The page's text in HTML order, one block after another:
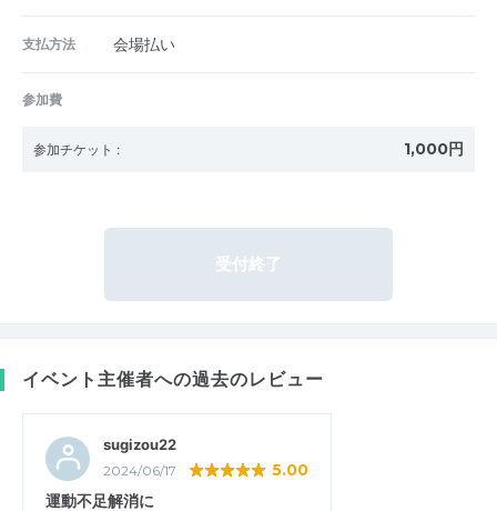
支払方法 会場払い
参加費
参加チケット : 1,000円
受付終了
イベント主催者への過去のレビュー
sugizou22
2024/06/17 5.00
運動不足解消に